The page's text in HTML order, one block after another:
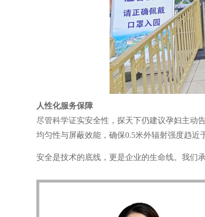
人性化服务保障
尽管科学证实安全性，探天下仍建议孕妇主动
均匀性与屏蔽效能，确保0.5米外辐射强度趋近
安全是技术的底线，更是企业的生命线。我们